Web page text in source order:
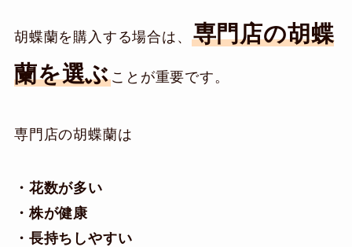
胡蝶蘭を購入する場合は、 専門店の胡蝶
蘭を選ぶことが重要です。
専門店の胡蝶蘭は
・花数が多い
・株が健康
・長持ちしやすい